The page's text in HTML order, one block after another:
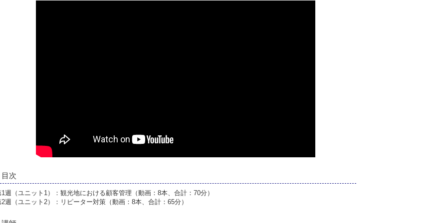
目次
1週（ユニット1）：観光地における顧客管理（動画：8本、合計：70分）
2週（ユニット2）：リピーター対策（動画：8本、合計：65分）